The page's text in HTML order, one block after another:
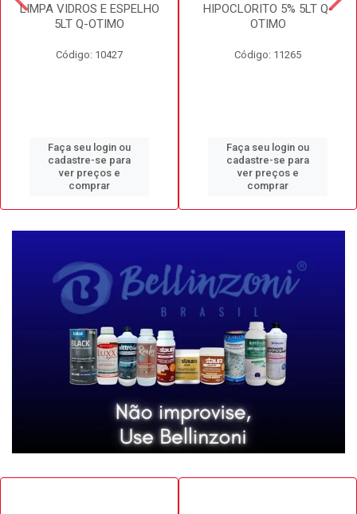
LIMPA VIDROS E ESPELHO
5LT Q-OTIMO
Código: 10427
Faça seu login ou
cadastre-se para
ver preços e
comprar
HIPOCLORITO 5% 5LT Q-
OTIMO
Código: 11265
Faça seu login ou
cadastre-se para
ver preços e
comprar